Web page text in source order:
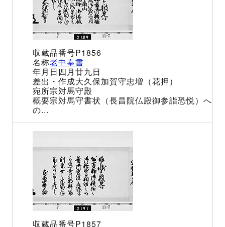
P1856
老中奉書
四月廿九日
大久保加賀守忠増（花押）
宗対馬守殿
宗対馬守書状（長昌院仏殿御参詣恐悦）へ
の...
P1857